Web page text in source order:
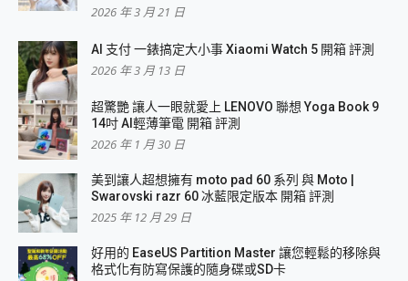
2026 年 3 月 21 日
AI 支付 一錶搞定大小事 Xiaomi Watch 5 開箱 評測
2026 年 3 月 13 日
超驚艷 讓人一眼就愛上 LENOVO 聯想 Yoga Book 9
14吋 AI輕薄筆電 開箱 評測
2026 年 1 月 30 日
美到讓人超想擁有 moto pad 60 系列 與 Moto |
Swarovski razr 60 冰藍限定版本 開箱 評測
2025 年 12 月 29 日
好用的 EaseUS Partition Master 讓您輕鬆的移除與
格式化有防寫保護的隨身碟或SD卡